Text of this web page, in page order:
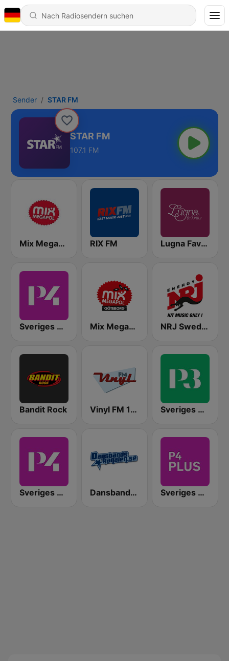
Sender STAR FM
STAR FM
107.1 FM
Mix Megapol RIX FM Lugna Favoriter
Sveriges Radio P4 Stockholm Mix Megapol Göteborg NRJ Sweden
Bandit Rock Vinyl FM 107 Sveriges Radio P3
Sveriges Radio P4 Göteborg Dansbandskanalen Sveriges Radio P4 Plus